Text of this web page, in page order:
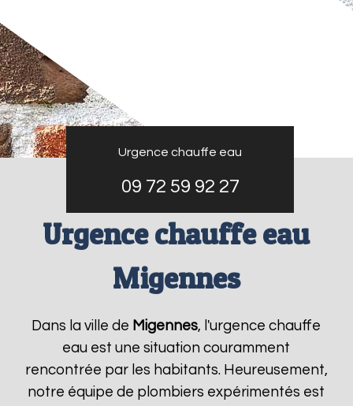
Urgence chauffe eau
09 72 59 92 27
Urgence chauffe eau
Migennes
Dans la ville de Migennes, l'urgence chauffe
eau est une situation couramment
rencontrée par les habitants. Heureusement,
notre équipe de plombiers expérimentés est